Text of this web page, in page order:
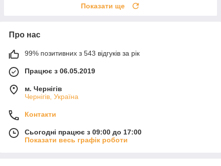
Показати ще
Про нас
99% позитивних з 543 відгуків за рік
Працює з 06.05.2019
м. Чернігів
Чернігів, Україна
Контакти
Сьогодні працює з 09:00 до 17:00
Показати весь графік роботи